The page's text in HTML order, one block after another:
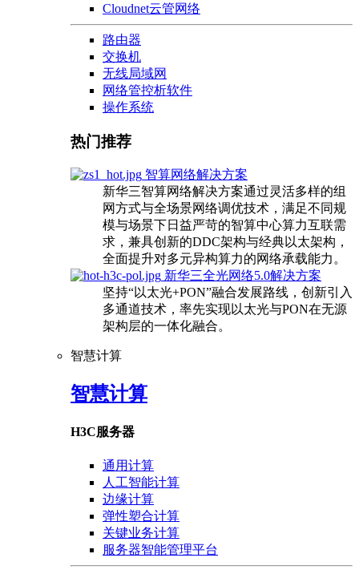
Cloudnet云管网络
路由器
交换机
无线局域网
网络管控析软件
操作系统
热门推荐
智算网络解决方案
新华三智算网络解决方案通过灵活多样的组
网方式与全场景网络调优技术，满足不同规
模与场景下日益严苛的智算中心算力互联需
求，兼具创新的DDC架构与经典以太架构，
全面提升对多元异构算力的网络承载能力。
新华三全光网络5.0解决方案
坚持“以太光+PON”融合发展路线，创新引入
多通道技术，率先实现以太光与PON在无源
架构层的一体化融合。
智慧计算
智慧计算
H3C服务器
通用计算
人工智能计算
边缘计算
弹性塑合计算
关键业务计算
服务器智能管理平台